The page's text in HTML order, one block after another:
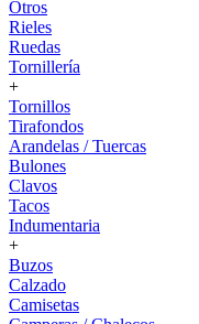
Otros
Rieles
Ruedas
Tornillería
+
Tornillos
Tirafondos
Arandelas / Tuercas
Bulones
Clavos
Tacos
Indumentaria
+
Buzos
Calzado
Camisetas